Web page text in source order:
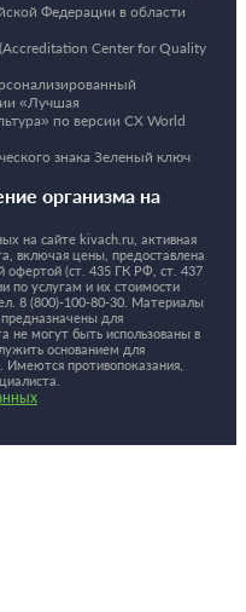
Федерации в области
Center for Quality
«Лучшая
по версии CX World
знака Зеленый ключ
организма на
на сайте kivach.ru, активная
включая цены, предоставлена
офертой (ст. 435 ГК РФ, cт. 437
по услугам и их стоимости
8 (800)-100-80-30. Материалы
для
не могут быть использованы в
основанием для
Имеются противопоказания,